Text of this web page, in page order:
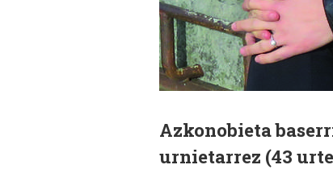
Azkonobieta
urnietarrez (43